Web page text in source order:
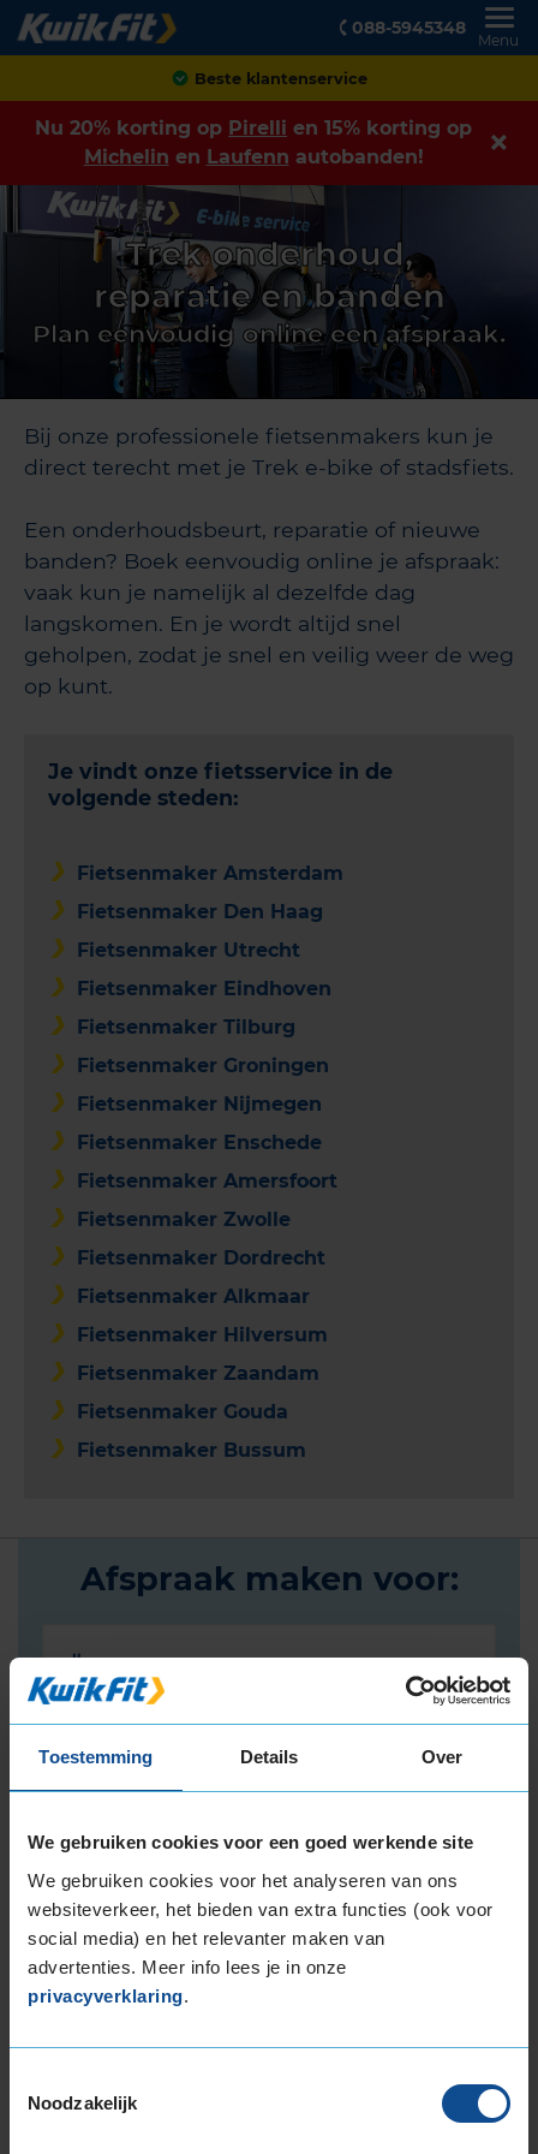
Toestemming Details Over
We gebruiken cookies voor een goed werkende site
We gebruiken cookies voor het analyseren van ons
websiteverkeer, het bieden van extra functies (ook voor
social media) en het relevanter maken van
advertenties. Meer info lees je in onze
privacyverklaring.
Noodzakelijk
088-5945348
Menu
Beste klantenservice
Nu 20% korting op Pirelli en 15% korting op
Michelin en Laufenn autobanden!
Trek onderhoud,
reparatie en banden
Plan eenvoudig online een afspraak.
Bij onze professionele fietsenmakers kun je
direct terecht met je Trek e-bike of stadsfiets.
Een onderhoudsbeurt, reparatie of nieuwe
banden? Boek eenvoudig online je afspraak:
vaak kun je namelijk al dezelfde dag
langskomen. En je wordt altijd snel
geholpen, zodat je snel en veilig weer de weg
op kunt.
Je vindt onze fietsservice in de
volgende steden:
Fietsenmaker Amsterdam
Fietsenmaker Den Haag
Fietsenmaker Utrecht
Fietsenmaker Eindhoven
Fietsenmaker Tilburg
Fietsenmaker Groningen
Fietsenmaker Nijmegen
Fietsenmaker Enschede
Fietsenmaker Amersfoort
Fietsenmaker Zwolle
Fietsenmaker Dordrecht
Fietsenmaker Alkmaar
Fietsenmaker Hilversum
Fietsenmaker Zaandam
Fietsenmaker Gouda
Fietsenmaker Bussum
Afspraak maken voor:
Elektrische fiets
Stadsfiets
(city bike)
Bakfiets
Maak je keuze om het service-aanbod voor